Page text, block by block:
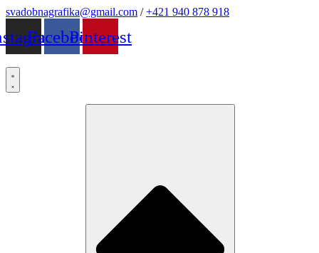
Preskočiť
obsah
svadobnagrafika@gmail.com /+421 940 878 918
FacebookPinterest